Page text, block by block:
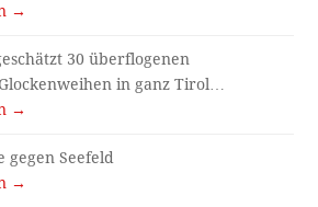
→
30 überflogenen
in ganz Tirol…
→
gegen Seefeld
→